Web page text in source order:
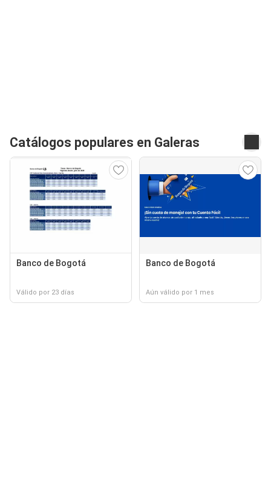
Catálogos populares en Galeras
Banco de Bogotá
Válido por 23 días
Banco de Bogotá
Aún válido por 1 mes